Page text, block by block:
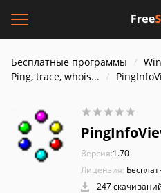
Бесплатные программы
Ping, trace, whois...
Версия:1.70
Лицензия:
247